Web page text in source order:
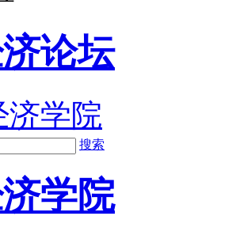
论坛
济学院
搜索
学院